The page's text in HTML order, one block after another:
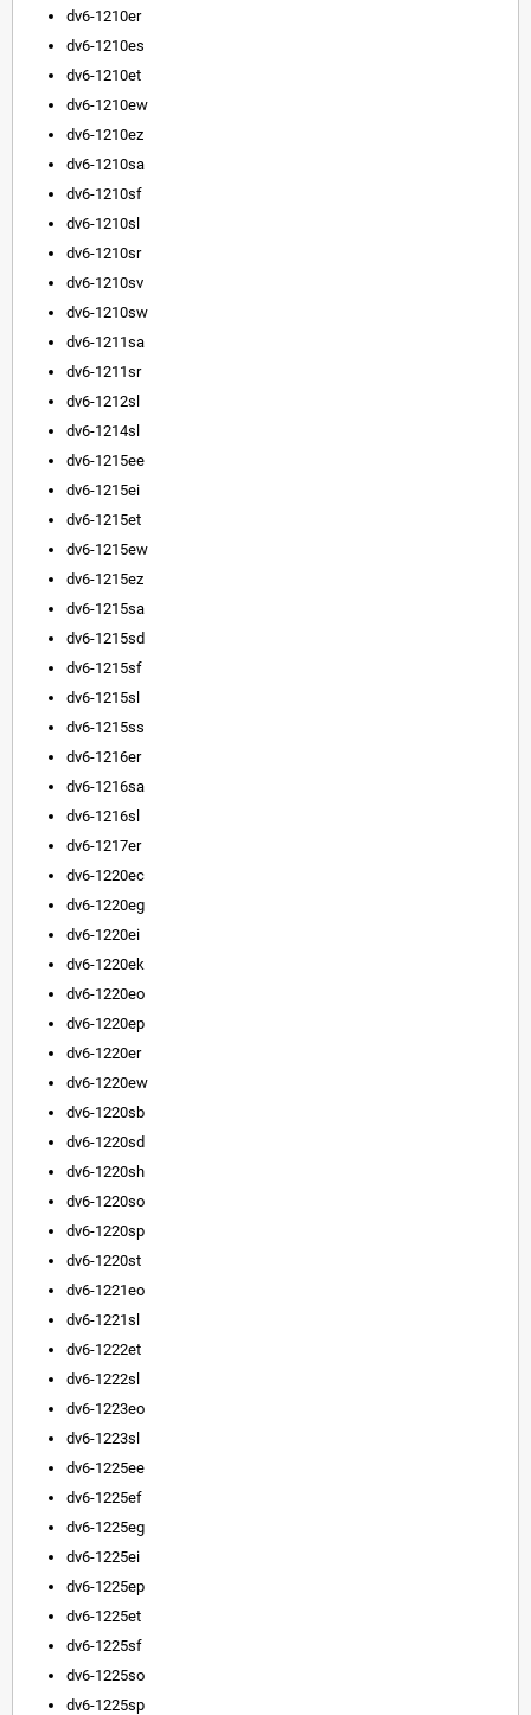
dv6-1210er
dv6-1210es
dv6-1210et
dv6-1210ew
dv6-1210ez
dv6-1210sa
dv6-1210sf
dv6-1210sl
dv6-1210sr
dv6-1210sv
dv6-1210sw
dv6-1211sa
dv6-1211sr
dv6-1212sl
dv6-1214sl
dv6-1215ee
dv6-1215ei
dv6-1215et
dv6-1215ew
dv6-1215ez
dv6-1215sa
dv6-1215sd
dv6-1215sf
dv6-1215sl
dv6-1215ss
dv6-1216er
dv6-1216sa
dv6-1216sl
dv6-1217er
dv6-1220ec
dv6-1220eg
dv6-1220ei
dv6-1220ek
dv6-1220eo
dv6-1220ep
dv6-1220er
dv6-1220ew
dv6-1220sb
dv6-1220sd
dv6-1220sh
dv6-1220so
dv6-1220sp
dv6-1220st
dv6-1221eo
dv6-1221sl
dv6-1222et
dv6-1222sl
dv6-1223eo
dv6-1223sl
dv6-1225ee
dv6-1225ef
dv6-1225eg
dv6-1225ei
dv6-1225ep
dv6-1225et
dv6-1225sf
dv6-1225so
dv6-1225sp